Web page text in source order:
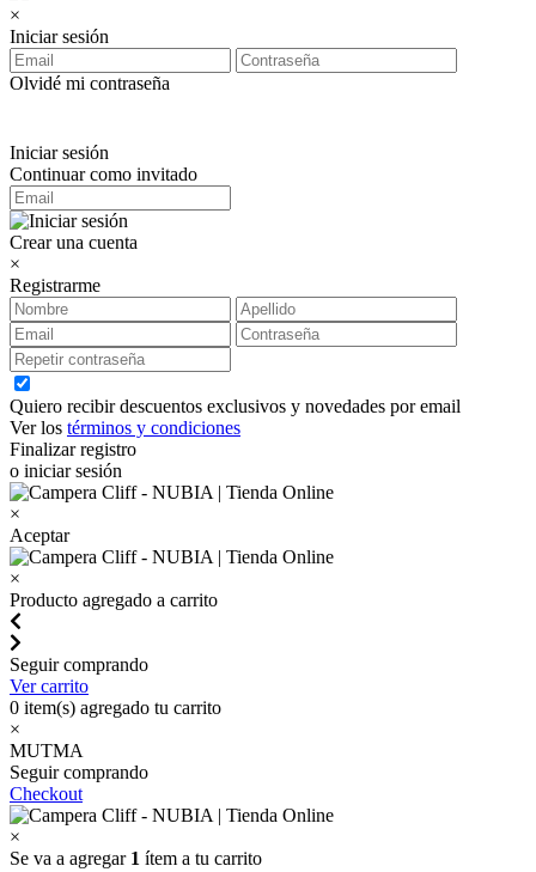
×
Iniciar sesión
Olvidé mi contraseña
Iniciar sesión
Continuar como invitado
Crear una cuenta
×
Registrarme
Quiero recibir descuentos exclusivos y novedades por email
Ver los términos y condiciones
Finalizar registro
o iniciar sesión
×
Aceptar
×
Producto agregado a carrito
Seguir comprando
Ver carrito
0 item(s) agregado tu carrito
×
MUTMA
Seguir comprando
Checkout
×
Se va a agregar 1 ítem a tu carrito